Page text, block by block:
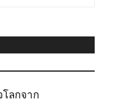
โลกจาก